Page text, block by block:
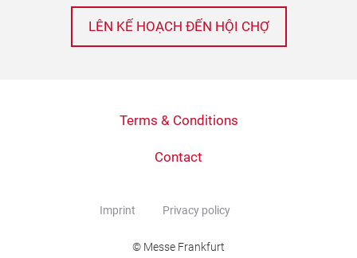
LÊN KẾ HOẠCH ĐẾN HỘI CHỢ
Terms & Conditions
Contact
Imprint Privacy policy
© Messe Frankfurt